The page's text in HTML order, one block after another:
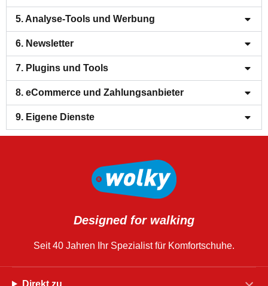
5. Analyse-Tools und Werbung
6. Newsletter
7. Plugins und Tools
8. eCommerce und Zahlungsanbieter
9. Eigene Dienste
Designed for walking
Seit 40 Jahren Ihr Spezialist für Komfortschuhe.
Direkt zu